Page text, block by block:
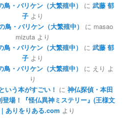
・バリケン（大繁殖中） に 武藤 郁
子 より
鳥・バリケン（大繁殖中）
に masao
mizuta より
・バリケン（大繁殖中）
に 武藤 郁
子 より
・バリケン（大繁殖中）
に えり よ
り
いう本がすごい！ に 神仏探偵・本田
場！『怪仏異神ミステリー』(王様文
| ありをりある.com より